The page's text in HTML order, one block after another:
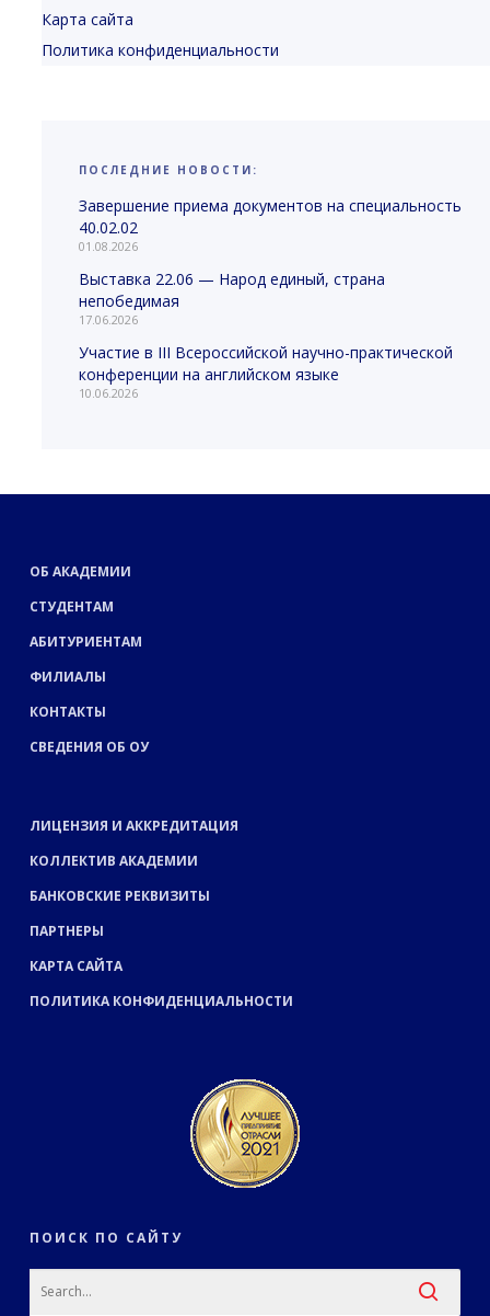
Карта сайта
Политика конфиденциальности
ПОСЛЕДНИЕ НОВОСТИ:
Завершение приема документов на специальность
40.02.02
01.08.2026
Выставка 22.06 — Народ единый, страна
непобедимая
17.06.2026
Участие в III Всероссийской научно-практической
конференции на английском языке
10.06.2026
ОБ АКАДЕМИИ
СТУДЕНТАМ
АБИТУРИЕНТАМ
ФИЛИАЛЫ
КОНТАКТЫ
СВЕДЕНИЯ ОБ ОУ
ЛИЦЕНЗИЯ И АККРЕДИТАЦИЯ
КОЛЛЕКТИВ АКАДЕМИИ
БАНКОВСКИЕ РЕКВИЗИТЫ
ПАРТНЕРЫ
КАРТА САЙТА
ПОЛИТИКА КОНФИДЕНЦИАЛЬНОСТИ
ПОИСК ПО САЙТУ